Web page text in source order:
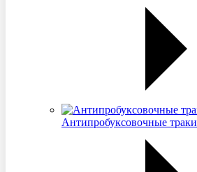
Антипробуксовочные траки